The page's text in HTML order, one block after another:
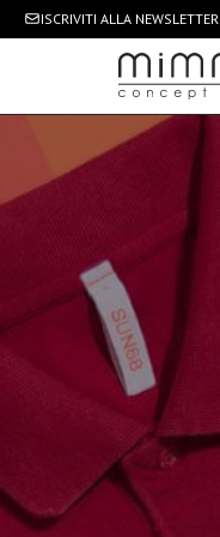
ISCRIVITI ALLA NEWSLETTER